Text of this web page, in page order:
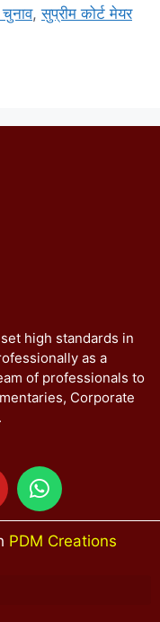
,सुप्रीम कोर्ट मेयर
high standards in
as a
of professionals to
Corporate
PDM Creations